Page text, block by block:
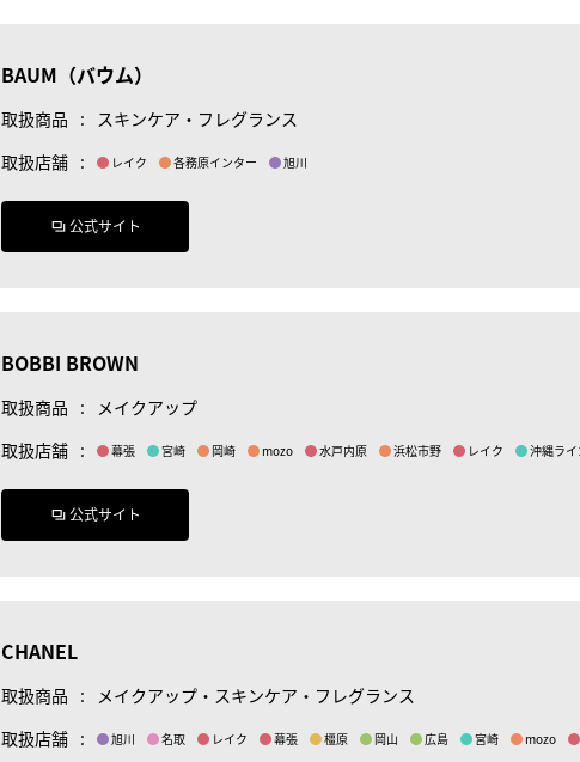
BAUM（バウム）
取扱商品 : スキンケア・フレグランス
取扱店舗 : レイク 各務原インター 旭川
公式サイト
BOBBI BROWN
取扱商品 :
メイクアップ
取扱店舗 : 幕張 宮崎 岡崎 mozo 水戸内原 浜松市野 レイク 沖縄ライ
公式サイト
CHANEL
取扱商品 :
メイクアップ・スキンケア・フレグランス
取扱店舗 : 旭川 名取 レイク 幕張 橿原 岡山 広島 宮崎 mozo